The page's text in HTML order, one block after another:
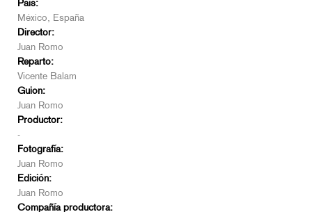
País:
México, España
Director:
Juan Romo
Reparto:
Vicente Balam
Guion:
Juan Romo
Productor:
-
Fotografía:
Juan Romo
Edición:
Juan Romo
Compañía productora: